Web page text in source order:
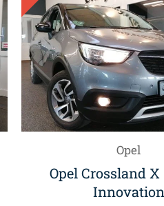
Opel
Opel Crossland X
Innovation